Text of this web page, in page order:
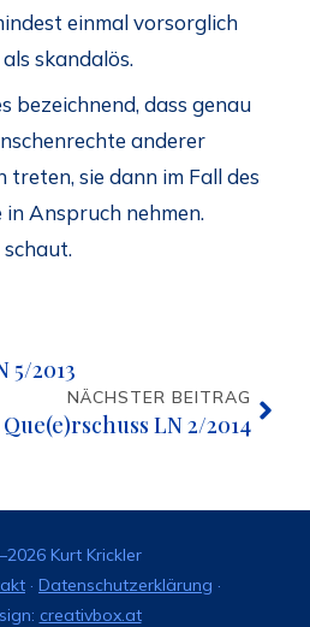
einmal vorsorglich
skandalös.
bezeichnend, dass genau
anderer
sie dann im Fall des
Anspruch nehmen.
5/2013
NÄCHSTER BEITRAG
Que(e)rschuss LN 2/2014
Kurt Krickler
· Datenschutzerklärung ·
creativbox.at